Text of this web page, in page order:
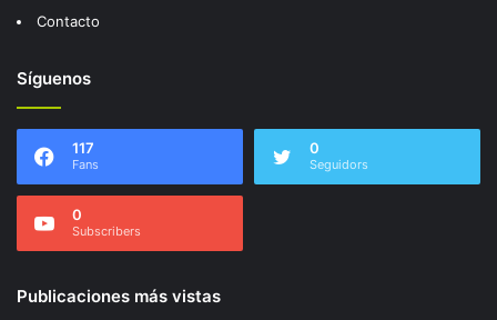
Contacto
Síguenos
117
Fans
0
Seguidors
0
Subscribers
Publicaciones más vistas